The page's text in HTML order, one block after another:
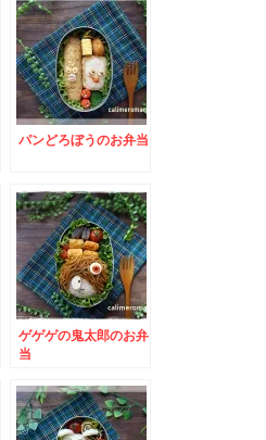
パンどろぼうのお弁当
ゲゲゲの鬼太郎のお弁
当